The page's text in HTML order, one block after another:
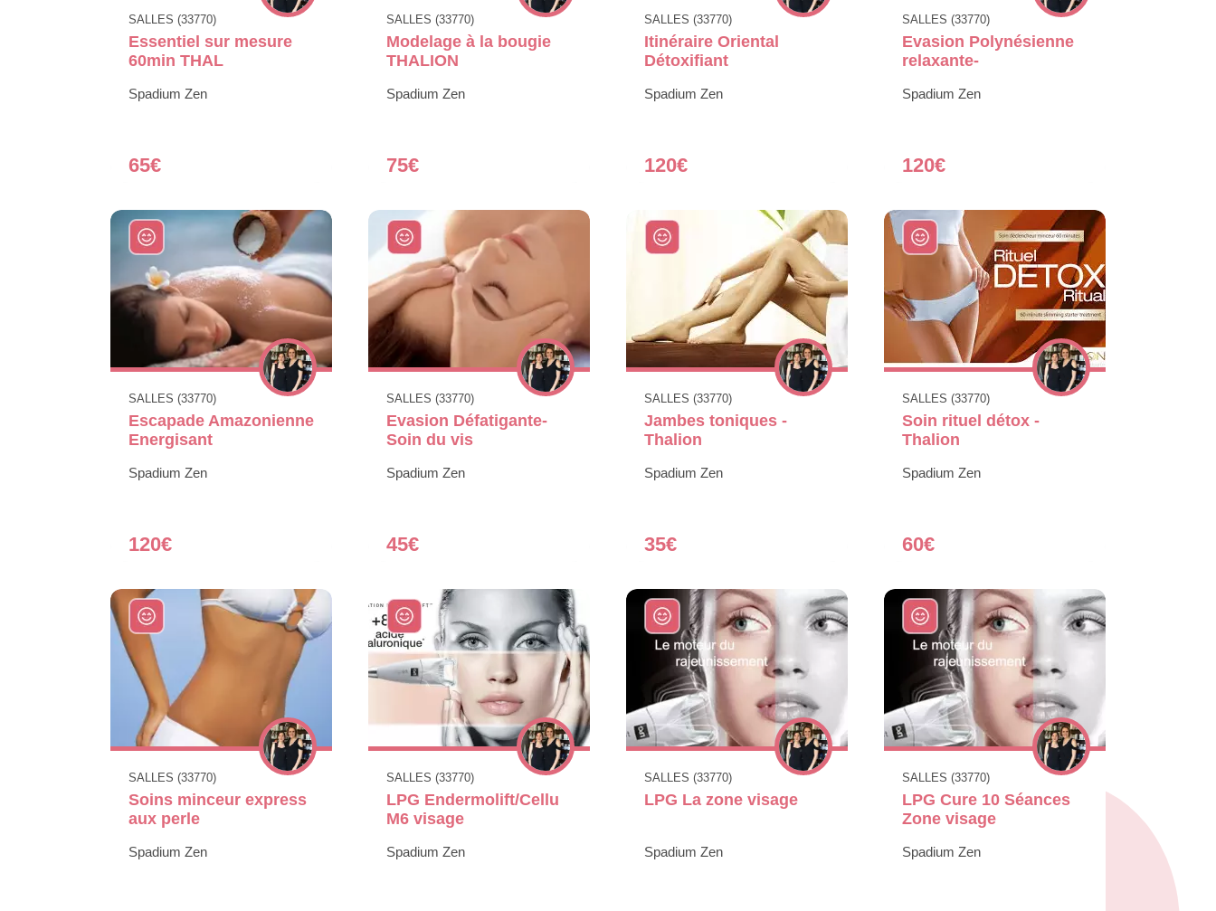
SALLES (33770)
Essentiel sur mesure
60min THAL
Spadium Zen
65€
SALLES (33770)
Modelage à la bougie
THALION
Spadium Zen
75€
SALLES (33770)
Itinéraire Oriental
Détoxifiant
Spadium Zen
120€
SALLES (33770)
Evasion Polynésienne
relaxante-
Spadium Zen
120€
SALLES (33770)
Escapade Amazonienne
Energisant
Spadium Zen
120€
SALLES (33770)
Evasion Défatigante-
Soin du vis
Spadium Zen
45€
SALLES (33770)
Jambes toniques -
Thalion
Spadium Zen
35€
SALLES (33770)
Soin rituel détox -
Thalion
Spadium Zen
60€
SALLES (33770)
Soins minceur express
aux perle
Spadium Zen
SALLES (33770)
LPG Endermolift/Cellu
M6 visage
Spadium Zen
SALLES (33770)
LPG La zone visage
Spadium Zen
SALLES (33770)
LPG Cure 10 Séances
Zone visage
Spadium Zen